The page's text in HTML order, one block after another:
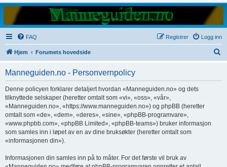
FAQ Logg inn
Registrer
Hjem Forumets hovedside
Manneguiden.no - Personvernpolicy
Denne policyen forklarer detaljert hvordan «Manneguiden.no» og dets
tilknyttede selskaper (heretter omtalt som «vi», «oss», «vår»,
«Manneguiden.no», «https://www.manneguiden.no») og phpBB (heretter
omtalt som «de», «dem», «deres», «sine», «phpBB-programvare»,
«www.phpbb.com», «phpBB Limited», «phpBB-teams») bruker informasjon
som samles inn i løpet av en av dine bruksøkter (heretter omtalt som
«informasjonen din»).
Informasjonen din samles inn på to måter. For det første vil bruk av